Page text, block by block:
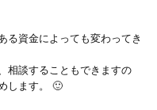
る資金によっても変わってき
相談することもできますの
します。 🙂